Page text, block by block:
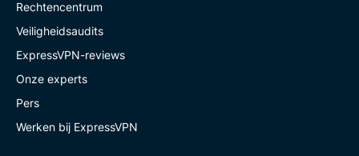
Rechtencentrum
Veiligheidsaudits
ExpressVPN-reviews
Onze experts
Pers
Werken bij ExpressVPN